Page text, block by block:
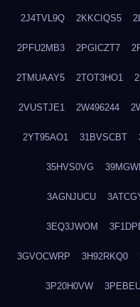
2J4TVL9Q 2KKCIQS5
2PFU2MB3 2PGICZT7
2TMUAAY5 2TOT3HO1
2VUSTJE1 2W496244
2YT95AO1 31BVSCBT
35HVS0VG
3AGNJUCU
3EQ3JWOM
3GVOCWRP 3H92RKQ0
3P20H0VW